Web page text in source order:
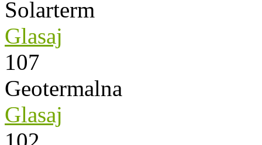
Solarterm
Glasaj
107
Geotermalna
Glasaj